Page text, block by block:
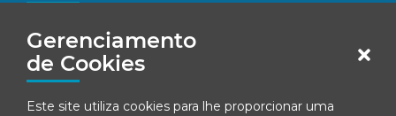
Gerenciamento
de Cookies
Este site utiliza cookies para lhe proporcionar uma
Email*